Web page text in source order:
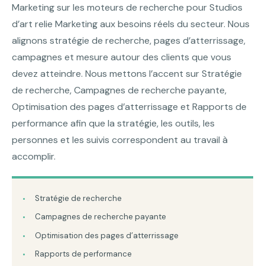
Marketing sur les moteurs de recherche pour Studios
d’art relie Marketing aux besoins réels du secteur. Nous
alignons stratégie de recherche, pages d’atterrissage,
campagnes et mesure autour des clients que vous
devez atteindre. Nous mettons l’accent sur Stratégie
de recherche, Campagnes de recherche payante,
Optimisation des pages d’atterrissage et Rapports de
performance afin que la stratégie, les outils, les
personnes et les suivis correspondent au travail à
accomplir.
Stratégie de recherche
Campagnes de recherche payante
Optimisation des pages d’atterrissage
Rapports de performance